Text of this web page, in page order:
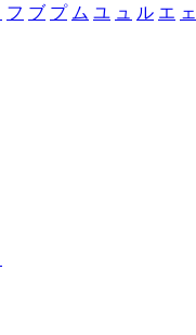
フ ブ プ ム ユ ュ ル エ ェ